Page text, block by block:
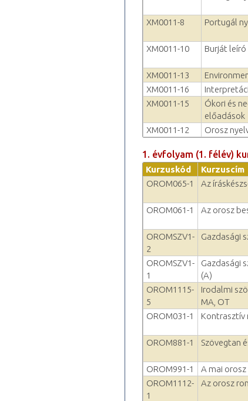
XM0011-8
Portugál
XM0011-10
Burját leíró
XM0011-13
XM0011-16
XM0011-15
Ókori és
előadások
XM0011-12 Orosz
1. évfolyam (1. félév)
Kurzuskód Kurzuscím
OROM065-1
Az
OROM061-1
Az orosz
OROMSZV1-
2
Gazdasági
OROMSZV1-
1
Gazdasági
(A)
OROM1115-
5
Irodalmi
MA, OT
OROM031-1
Kontrasztív
OROM881-1
Szövegtan
OROM991-1
A mai
OROM1112-
1
Az orosz